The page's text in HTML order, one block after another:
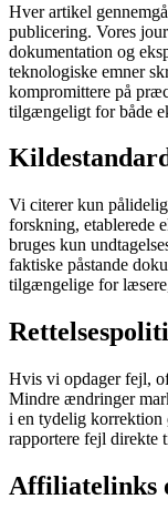
Hver artikel
publicering. Vores
dokumentation og
teknologiske emner
kompromittere på
tilgængeligt for både
Vi citerer kun
forskning, etablerede
bruges kun
faktiske påstande
tilgængelige for
Hvis vi opdager fejl,
Mindre ændringer
i en tydelig korrektion
rapportere fejl direkte
Affiliatelinks